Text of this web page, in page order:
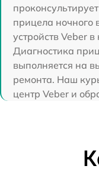
прицела ночного
устройств Veber
Диагностика
выполняется на
ремонта. Наш
центр Veber и